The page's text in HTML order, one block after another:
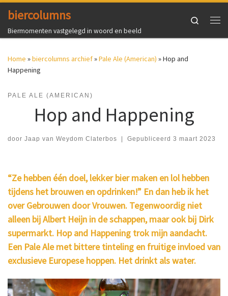
Ga naar inhoud
biercolumns
Biermomenten vastgelegd in woord en beeld
Search
Home »biercolumns archief»Pale Ale (American) »Hop and
Happening
PALE ALE (AMERICAN)
Hop and Happening
door Jaap van Weydom Claterbos Gepubliceerd 3 maart 2023
“Ze hebben één doel, lekker bier maken en lol hebben
tijdens het brouwen en opdrinken!” En dan heb ik het
over Gebrouwen door Vrouwen. Tegenwoordig niet
alleen bij Albert Heijn in de schappen, maar ook bij Dirk
supermarkt. Hop and Happening trok mijn aandacht.
Een Pale Ale met bittere tinteling en fruitige invloed van
exclusieve Europese hoppen. Het drinkt als water.